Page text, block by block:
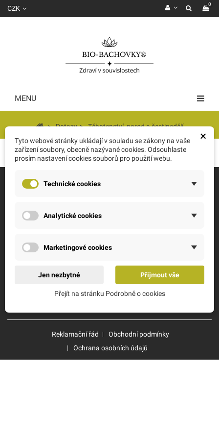
0
CZK
MENU
> Dotazy > Těhotenství, porod a šestinedělí
INFORMACE O OBCHODU
MŮJ ÚČET
Reklamační řád
Obchodní podmínky
Ochrana osobních údajů
×
Tyto webové stránky ukládají v souladu se zákony na vaše
zařízení soubory, obecně nazývané cookies. Odsouhlaste
prosím nastavení cookies souborů pro použití webu.
Technické cookies
Analytické cookies
Marketingové cookies
Jen nezbytné Přijmout vše
Přejít na stránku Podrobně o cookies